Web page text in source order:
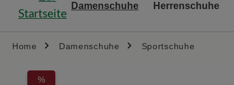
Damenschuhe Herrenschuhe
Home Damenschuhe Sportschuhe
%
Bildergalerie überspringen